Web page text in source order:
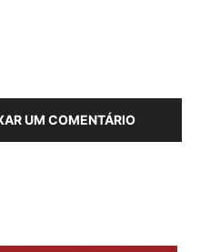
UM COMENTÁRIO